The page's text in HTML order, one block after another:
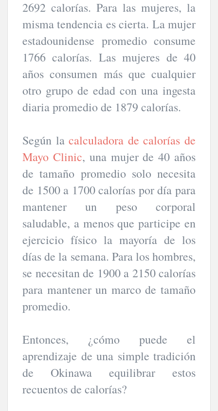
2692 calorías. Para las mujeres, la
misma tendencia es cierta. La mujer
estadounidense promedio consume
1766 calorías. Las mujeres de 40
años consumen más que cualquier
otro grupo de edad con una ingesta
diaria promedio de 1879 calorías.
Según lacalculadora de calorías de
Mayo Clinic, una mujer de 40 años
de tamaño promedio solo necesita
de 1500 a 1700 calorías por día para
mantener un peso corporal
saludable, a menos que participe en
ejercicio físico la mayoría de los
días de la semana. Para los hombres,
se necesitan de 1900 a 2150 calorías
para mantener un marco de tamaño
promedio.
Entonces, ¿cómo puede el
aprendizaje de una simple tradición
de Okinawa equilibrar estos
recuentos de calorías?